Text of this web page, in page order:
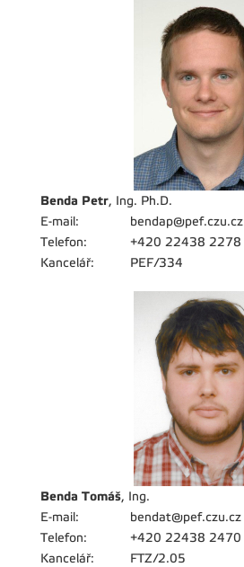
Benda Petr, Ing. Ph.D.
E-mail:
bendap@pef.czu.cz
Telefon:
+420 22438 2278
Kancelář:
PEF/334
Benda Tomáš, Ing.
E-mail:
bendat@pef.czu.cz
Telefon:
+420 22438 2470
Kancelář:
FTZ/2.05